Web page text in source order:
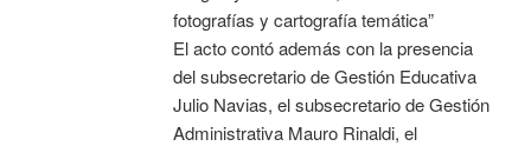
fotografías y cartografía temática”
El acto contó además con la presencia
del subsecretario de Gestión Educativa
Julio Navias, el subsecretario de Gestión
Administrativa Mauro Rinaldi, el